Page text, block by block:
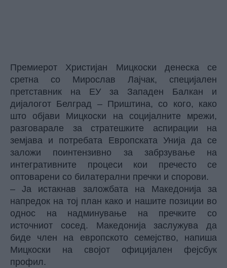
Премиерот Христијан Мицкоски денеска се
сретна со Мирослав Лајчак, специјален
претставник на ЕУ за Западeн Балкан и
дијалогот Белград – Приштина, со кого, како
што објави Мицкоски на социјалните мрежи,
разговарале за стратешките аспирации на
земјава и потребата Европската Унија да се
заложи поинтензивно за забрзување на
интегративните процеси кои пречесто се
оптоварени со билатерални пречки и спорови.
– Ја истакнав заложбата на Македонија за
напредок на тој план како и нашите позиции во
однос на надминување на пречките со
источниот сосед. Македонија заслужува да
биде член на европското семејство, напиша
Мицкоски на својот официјален фејсбук
профил.